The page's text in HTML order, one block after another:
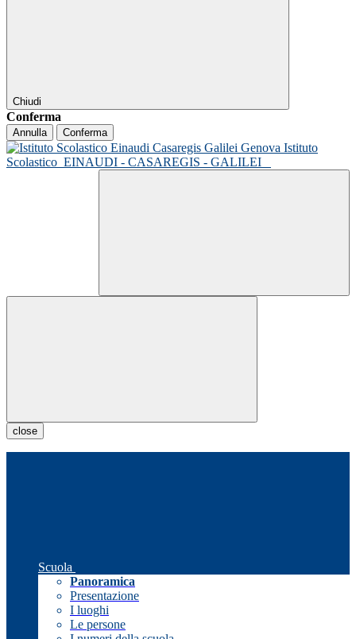
Chiudi
Conferma
Annulla Conferma
Istituto
Scolastico EINAUDI - CASAREGIS - GALILEI
close
Scuola
Panoramica
Presentazione
I luoghi
Le persone